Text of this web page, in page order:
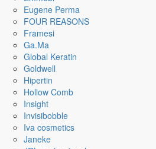
Eugene Perma
FOUR REASONS
Framesi
Ga.Ma
Global Keratin
Goldwell
Hipertin
Hollow Comb
Insight
Invisibobble
Iva cosmetics
Janeke